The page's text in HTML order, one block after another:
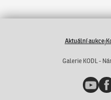
Aktuální aukce|
Galerie KODL -